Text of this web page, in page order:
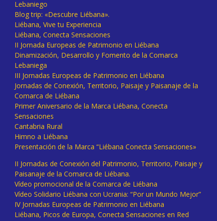
Lebaniego
Blog trip: «Descubre Liébana».
Liébana, Vive tu Experiencia
Liébana, Conecta Sensaciones
II Jornada Europeas de Patrimonio en Liébana
Dinamización, Desarrollo y Fomento de la Comarca
Lebaniega
III Jornadas Europeas de Patrimonio en Liébana
Jornadas de Conexión, Territorio, Paisaje y Paisanaje de la
Comarca de Liébana
Primer Aniversario de la Marca Liébana, Conecta
Sensaciones
Cantabria Rural
Himno a Liébana
Presentación de la Marca “Liébana Conecta Sensaciones»
II Jornadas de Conexión del Patrimonio, Territorio, Paisaje y
Paisanaje de la Comarca de Liébana.
Vídeo promocional de la Comarca de Liébana
Vídeo Solidario Liébana con Ucrania: “Por un Mundo Mejor”
IV Jornadas Europeas de Patrimonio en Liébana
Liébana, Picos de Europa, Conecta Sensaciones en Red